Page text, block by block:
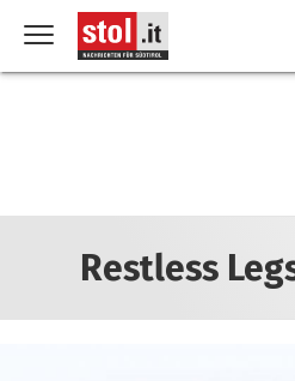
Restless